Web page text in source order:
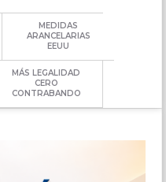
MEDIDAS
ARANCELARIAS
EEUU
MÁS LEGALIDAD
CERO
CONTRABANDO